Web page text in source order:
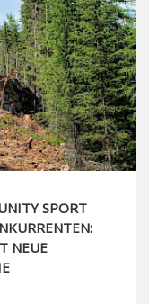
SPORT
NEUE